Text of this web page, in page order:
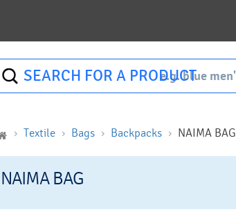
SEARCH FOR A PRODUCT
Textile Bags Backpacks NAIMA BAG
NAIMA BAG